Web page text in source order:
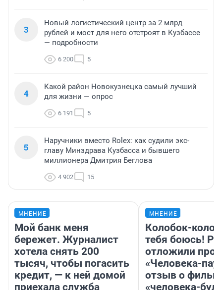
3
Новый логистический центр за 2 млрд
рублей и мост для него отстроят в Кузбассе
— подробности
6 200 5
4
Какой район Новокузнецка самый лучший
для жизни — опрос
6 191 5
5
Наручники вместо Rolex: как судили экс-
главу Минздрава Кузбасса и бывшего
миллионера Дмитрия Беглова
4 902 15
МНЕНИЕ
Мой банк меня
бережет. Журналист
хотела снять 200
тысяч, чтобы погасить
кредит, — к ней домой
приехала служба
МНЕНИЕ
Колобок-
тебя боюсь!
отложили
«Человека-
отзыв о
«человека-